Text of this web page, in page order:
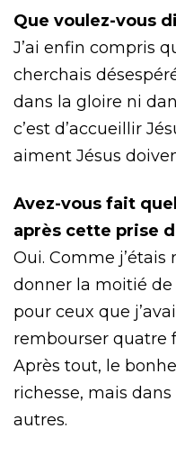
Que voulez-vous
J’ai enfin compris
cherchais
dans la gloire ni
c’est d’accueillir
aiment Jésus
Avez-vous fait
après cette prise
Oui. Comme j’étais
donner la moitié de
pour ceux que
rembourser quatre
Après tout, le
richesse, mais
autres.